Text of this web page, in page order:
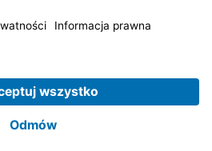
do FundacjiLEPPER Stiftung
e.S..